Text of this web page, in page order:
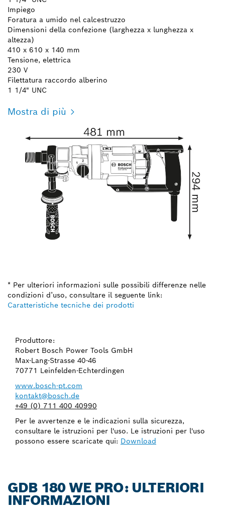
Impiego
Foratura a umido nel calcestruzzo
Dimensioni della confezione (larghezza x lunghezza x
altezza)
410 x 610 x 140 mm
Tensione, elettrica
230 V
Filettatura raccordo alberino
1 1/4" UNC
Mostra di più
* Per ulteriori informazioni sulle possibili differenze nelle
condizioni d’uso, consultare il seguente link:
Caratteristiche tecniche dei prodotti
Produttore:
Robert Bosch Power Tools GmbH
Max-Lang-Strasse 40-46
70771 Leinfelden-Echterdingen
www.bosch-pt.com
kontakt@bosch.de
+49 (0) 711 400 40990
Per le avvertenze e le indicazioni sulla sicurezza,
consultare le istruzioni per l'uso. Le istruzioni per l'uso
possono essere scaricate qui: Download
GDB 180 WE PRO: ULTERIORI
INFORMAZIONI